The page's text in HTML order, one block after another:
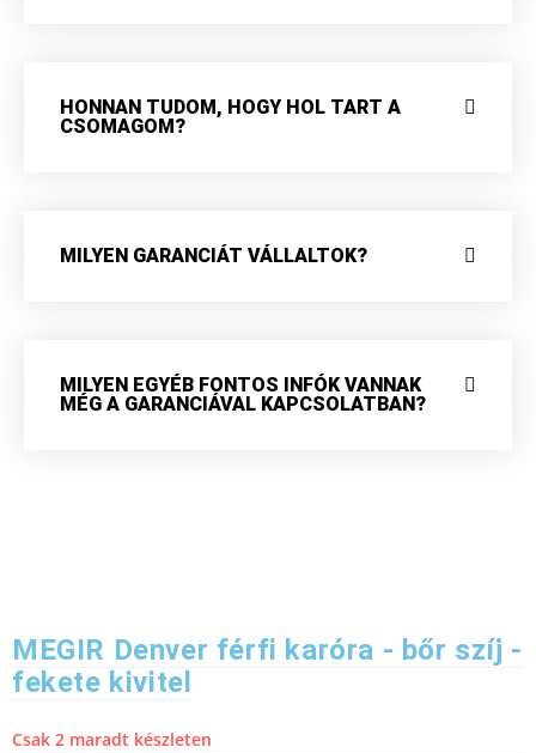
HONNAN TUDOM, HOGY HOL TART A
CSOMAGOM?
MILYEN GARANCIÁT VÁLLALTOK?
MILYEN EGYÉB FONTOS INFÓK VANNAK
MÉG A GARANCIÁVAL KAPCSOLATBAN?
MEGIR Denver férfi karóra - bőr szíj -
fekete kivitel
Csak 2 maradt készleten